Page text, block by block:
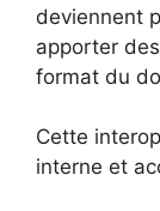
deviennent
apporter
format du
Cette
interne et